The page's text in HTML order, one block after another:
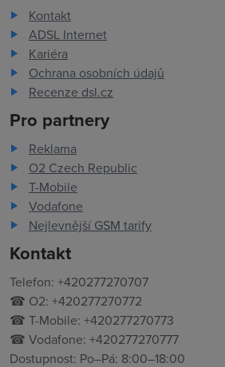
Kontakt
ADSL Internet
Kariéra
Ochrana osobních údajů
Recenze dsl.cz
Pro partnery
Reklama
O2 Czech Republic
T-Mobile
Vodafone
Nejlevnější GSM tarify
Kontakt
Telefon: +420277270707
☎ O2: +420277270772
☎ T-Mobile: +420277270773
☎ Vodafone: +420277270777
Dostupnost: Po–Pá: 8:00–18:00